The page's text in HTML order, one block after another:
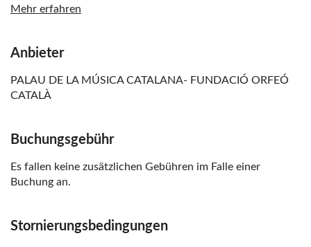
Rezeption des Gebäudes erhältlich, um Beschwerden
Besuchen Sie uns mit einem herunterladbaren
Audioguide auf Ihrem Mobilgerät mit Erklärungen,
Bildern, Musik usw.
Divesitat Anhörung: Audioguides haben Untertitel in
Blinde oder sehbehinderte Menschen: Audioguides
bald mit Audiodeskription
Mehr erfahren
Anbieter
PALAU DE LA MÚSICA CATALANA- FUNDACIÓ ORFEÓ
CATALÀ
Buchungsgebühr
Es fallen keine zusätzlichen Gebühren im Falle einer
Buchung an.
Stornierungsbedingungen